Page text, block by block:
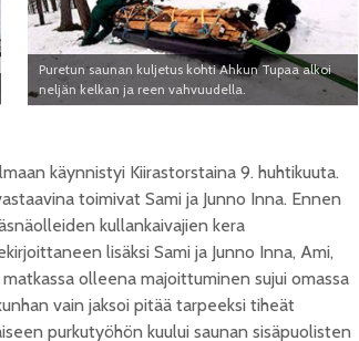
Puretun saunan kuljetus kohti Ahkun Tupaa alkoi
neljän kelkan ja reen vahvuudella.
käynnistyi Kiirastorstaina 9. huhtikuuta.
toimivat Sami ja Junno Inna. Ennen
kullankaivajien kera
lisäksi Sami ja Junno Inna, Ami,
matkassa olleena majoittuminen sujui omassa
vain jaksoi pitää tarpeeksi tiheät
purkutyöhön kuului saunan sisäpuolisten